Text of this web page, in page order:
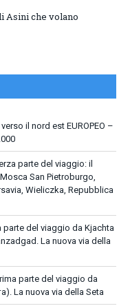
Asini che volano
il nord est EUROPEO –
parte del viaggio: il
San Pietroburgo,
Wieliczka, Repubblica
parte del viaggio da Kjachta
La nuova via della
parte del viaggio da
La nuova via della Seta